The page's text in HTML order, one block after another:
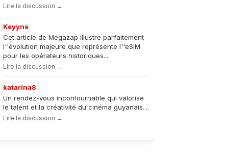
Lire la discussion →
Keyyne
Cet article de Megazap illustre parfaitement
l''évolution majeure que représente l''eSIM
pour les opérateurs historiques...
Lire la discussion →
katarina8
Un rendez-vous incontournable qui valorise
le talent et la créativité du cinéma guyanais....
Lire la discussion →